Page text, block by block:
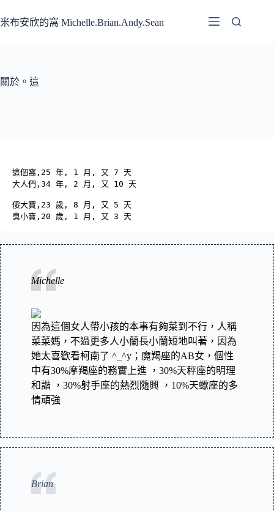
至
容
米布安欣的窩 Michelle.Brian.Andy.Sean
關於。這
這個窩,25 年, 1 月, 又 7 天
大人們, 34 年, 2 月, 又 10 天
傻大寶, 23 歲, 8 月, 又 5 天
臭小寶,
Michelle
因為這個女人帶小孩的本事有夠菜到不行，人稱
菜菜媽，不過更多人小蘭長小蘭短地叫著，因為
她太喜歡看柯南了 ^_^y；魔羯座的AB女，個性
中有30%摩羯座的務實上進 ，30%天秤座的明理
和諧 ，30%射手座的熱烈隨興 ，10%天蠍座的多
情頑強
Brian